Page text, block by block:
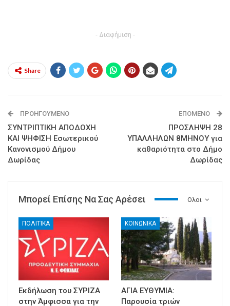
- Διαφήμιση -
Share
ΠΡΟΗΓΟΎΜΕΝΟ
ΣΥΝΤΡΙΠΤΙΚΗ ΑΠΟΔΟΧΗ
ΚΑΙ ΨΗΦΙΣΗ Εσωτερικού
Κανονισμού Δήμου
Δωρίδας
ΕΠΌΜΕΝΟ
ΠΡΟΣΛΗΨΗ 28
ΥΠΑΛΛΗΛΩΝ 8ΜΗΝΟΥ για
καθαριότητα στο Δήμο
Δωρίδας
Ολοι
Μπορεί Επίσης Να Σας Αρέσει
ΠΟΛΙΤΙΚΑ
Εκδήλωση του ΣΥΡΙΖΑ
στην Άμφισσα για την
ΚΟΙΝΩΝΙΚΑ
ΑΓΙΑ ΕΥΘΥΜΙΑ:
Παρουσία τριών